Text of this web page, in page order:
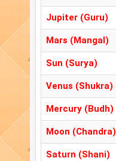
Jupiter (Guru)
Mars (Mangal)
Sun (Surya)
Venus (Shukra)
Mercury (Budh)
Moon (Chandra)
Saturn (Shani)